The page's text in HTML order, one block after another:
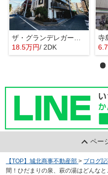
18.5万円/ 2DK
寺
ペー
【TOP】城北商事不動産部 > ブログ
間！ひだまりの泉、萩の湯はどんなと